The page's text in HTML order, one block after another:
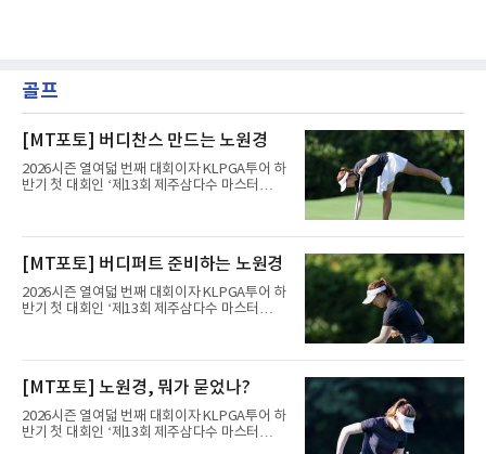
골프
[MT포토] 버디찬스 만드는 노원경
2026시즌 열여덟 번째 대회이자 KLPGA투어 하
반기 첫 대회인 ‘제13회 제주삼다수 마스터
트(파72/6,767야드)에서 열리고 있다.6일 현재
홀에서 경기하고 있다.
[MT포토] 버디퍼트 준비하는 노원경
2026시즌 열여덟 번째 대회이자 KLPGA투어 하
반기 첫 대회인 ‘제13회 제주삼다수 마스터
트(파72/6,767야드)에서 열리고 있다.6일 현재
홀에서 경기하고 있다.
[MT포토] 노원경, 뭐가 묻었나?
2026시즌 열여덟 번째 대회이자 KLPGA투어 하
반기 첫 대회인 ‘제13회 제주삼다수 마스터